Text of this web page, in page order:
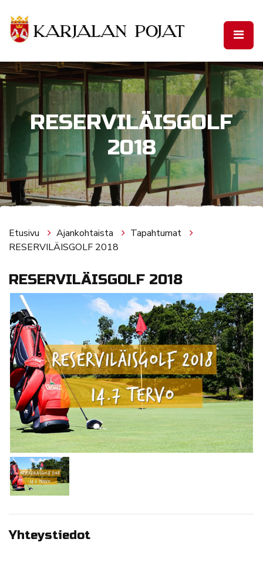
RESERVILÄISGOLF
2018
Etusivu Ajankohtaista
Tapahtumat
RESERVILÄISGOLF 2018
RESERVILÄISGOLF 2018
Yhteystiedot